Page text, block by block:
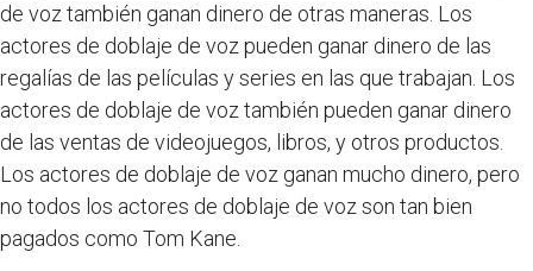
de voz también ganan dinero de otras maneras. Los
actores de doblaje de voz pueden ganar dinero de las
regalías de las películas y series en las que trabajan. Los
actores de doblaje de voz también pueden ganar dinero
de las ventas de videojuegos, libros, y otros productos.
Los actores de doblaje de voz ganan mucho dinero, pero
no todos los actores de doblaje de voz son tan bien
pagados como Tom Kane.